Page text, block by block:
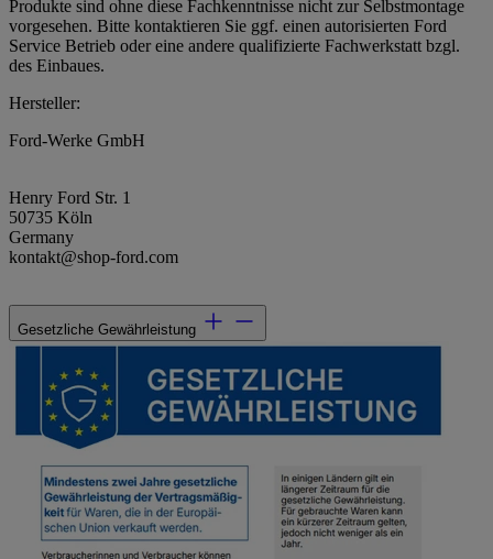
Produkte sind ohne diese Fachkenntnisse nicht zur Selbstmontage
vorgesehen. Bitte kontaktieren Sie ggf. einen autorisierten Ford
Service Betrieb oder eine andere qualifizierte Fachwerkstatt bzgl.
des Einbaues.
Hersteller:
Ford-Werke GmbH
Henry Ford Str. 1
50735 Köln
Germany
kontakt@shop-ford.com
Gesetzliche Gewährleistung